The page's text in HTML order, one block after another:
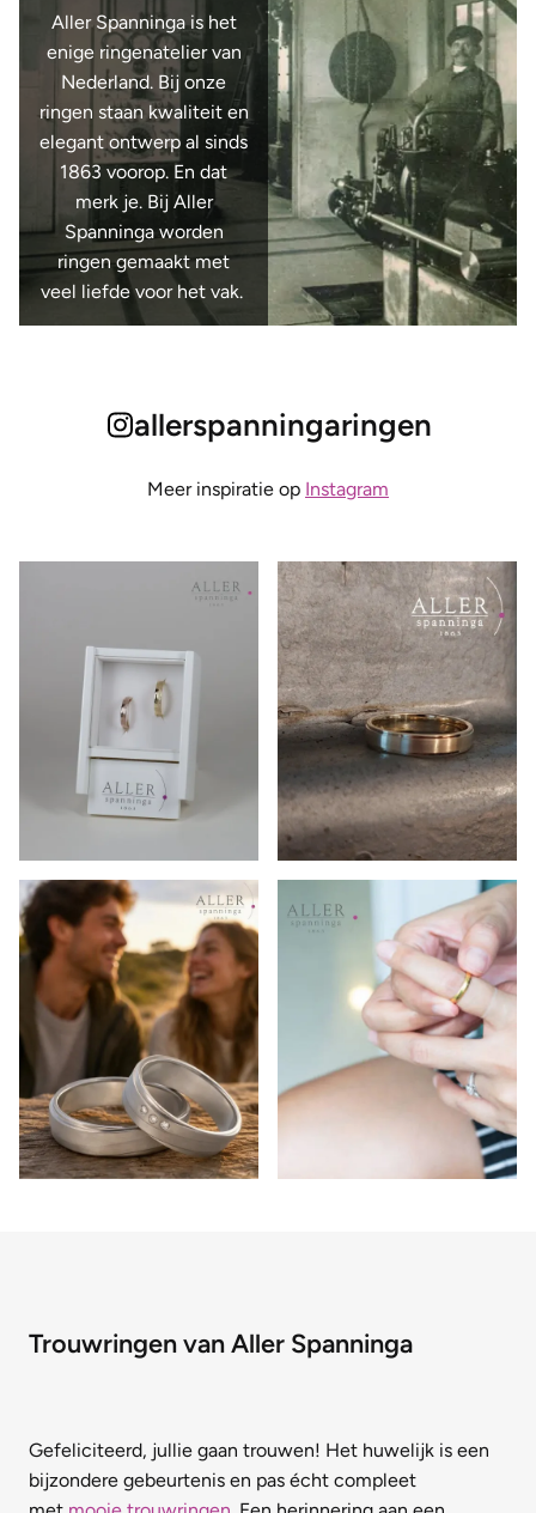
Aller Spanninga is het
enige ringenatelier van
Nederland. Bij onze
ringen staan kwaliteit en
elegant ontwerp al sinds
1863 voorop. En dat
merk je. Bij Aller
Spanninga worden
ringen gemaakt met
veel liefde voor het vak.
allerspanningaringen
Meer inspiratie op Instagram
Trouwringen van Aller Spanninga
Gefeliciteerd, jullie gaan trouwen! Het huwelijk is een
bijzondere gebeurtenis en pas écht compleet